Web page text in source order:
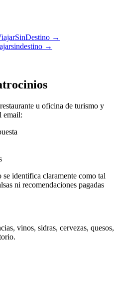
→
→
u oficina de turismo y
email:
identifica claramente como tal
ni recomendaciones pagadas
vinos, sidras, cervezas, quesos,